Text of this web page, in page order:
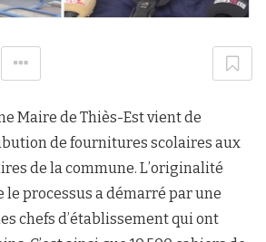
Maire de Thiès-Est vient de
de fournitures scolaires aux
de la commune. L’originalité
le processus a démarré par une
chefs d’établissement qui ont